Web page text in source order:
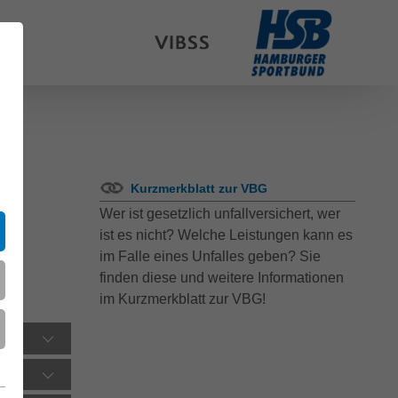
Kurzmerkblatt zur VBG
Wer ist gesetzlich unfallversichert, wer
ist es nicht? Welche Leistungen kann es
im Falle eines Unfalles geben? Sie
finden diese und weitere Informationen
im Kurzmerkblatt zur VBG!